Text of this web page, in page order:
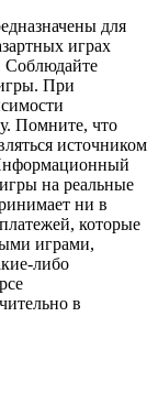
для
играх
Соблюдайте
При
Помните, что
источником
на реальные
ни в
которые
играми,
либо
в